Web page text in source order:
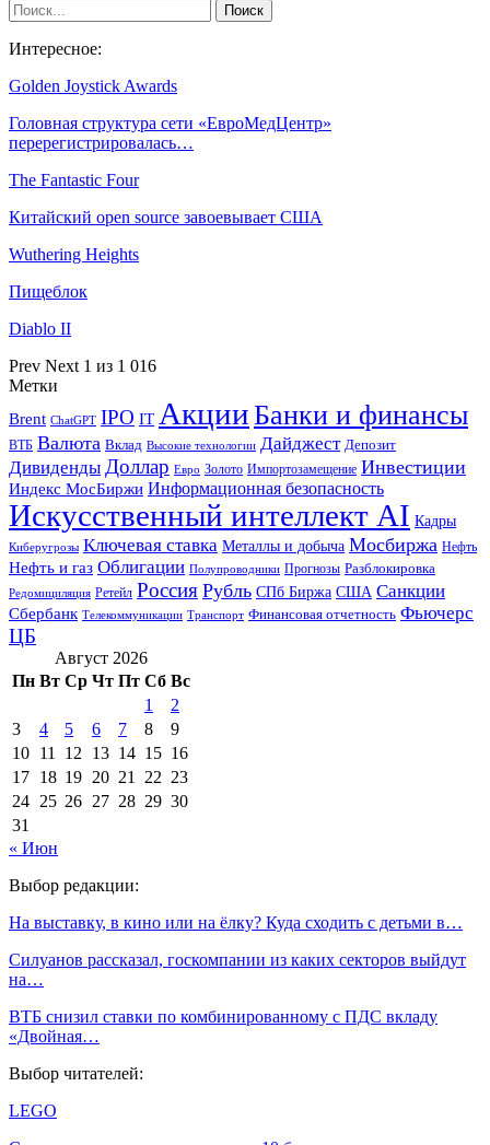
Интересное:
Golden Joystick Awards
Головная структура сети «ЕвроМедЦентр»
перерегистрировалась…
The Fantastic Four
Китайский open source завоевывает США
Wuthering Heights
Пищеблок
Diablo II
Prev Next 1 из 1 016
Метки
Brent ChatGPT IPO IT АкцииБанки и финансы
ВТБ Валюта Вклад Высокие технологии Дайджест Депозит
Дивиденды Доллар Евро Золото Импортозамещение Инвестиции
Индекс МосБиржи Информационная безопасность
Искусственный интеллект AI Кадры
Киберугрозы Ключевая ставка Металлы и добыча Мосбиржа Нефть
Нефть и газ Облигации Полупроводники Прогнозы Разблокировка
Редомициляция Ретейл Россия Рубль СПб Биржа США Санкции
Сбербанк Телекоммуникации Транспорт Финансовая отчетность Фьючерс
ЦБ
Август 2026
Пн Вт Ср Чт Пт Сб Вс
1
2
3
4 5 6 7 8
9
10 11 12 13 14 15 16
17 18 19 20 21 22 23
24 25 26 27 28 29 30
31
« Июн
Выбор редакции:
На выставку, в кино или на ёлку? Куда сходить с детьми в…
Силуанов рассказал, госкомпании из каких секторов выйдут
на…
ВТБ снизил ставки по комбинированному с ПДС вкладу
«Двойная…
Выбор читателей:
LEGO